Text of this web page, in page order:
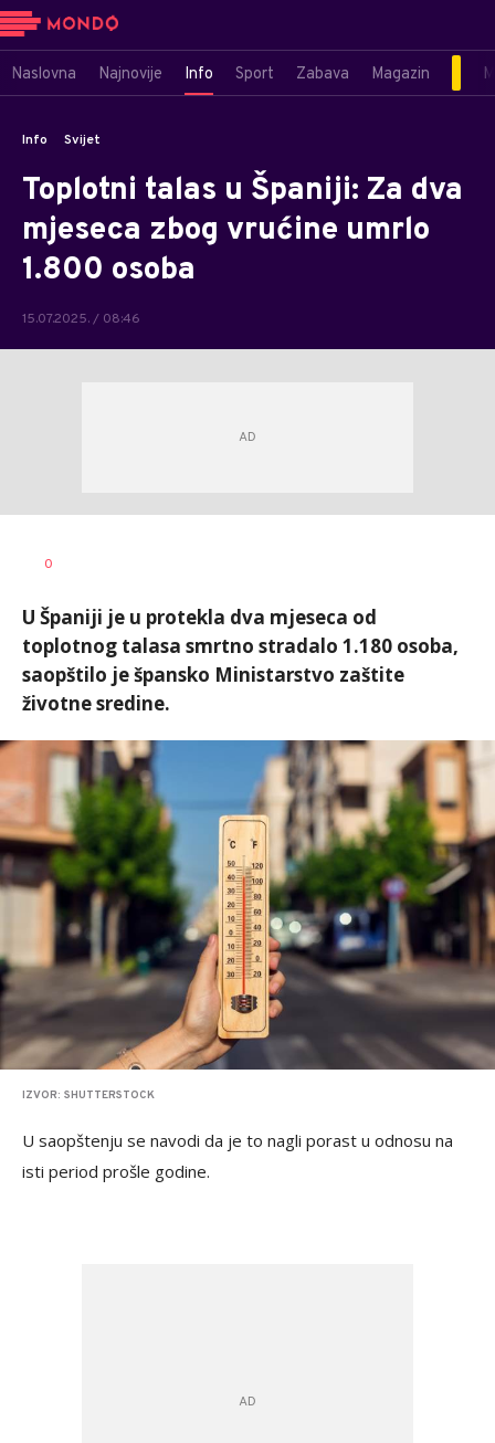
Naslovna Najnovije Info Sport Zabava Magazin
Info Svijet
Toplotni talas u Španiji: Za dva
mjeseca zbog vrućine umrlo
1.800 osoba
15.07.2025. / 08:46
AUTOR
0
U Španiji je u protekla dva mjeseca od
toplotnog talasa smrtno stradalo 1.180 osoba,
saopštilo je špansko Ministarstvo zaštite
životne sredine.
IZVOR: SHUTTERSTOCK
U saopštenju se navodi da je to nagli porast u odnosu na
isti period prošle godine.